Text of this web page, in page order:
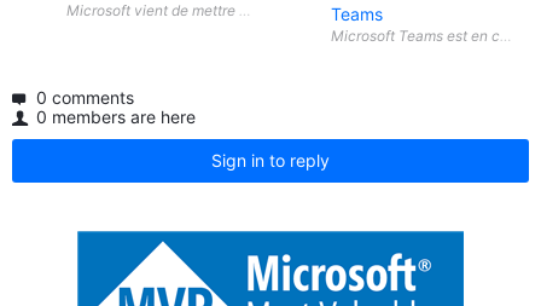
Teams
0 comments
0 members are here
Sign in to reply